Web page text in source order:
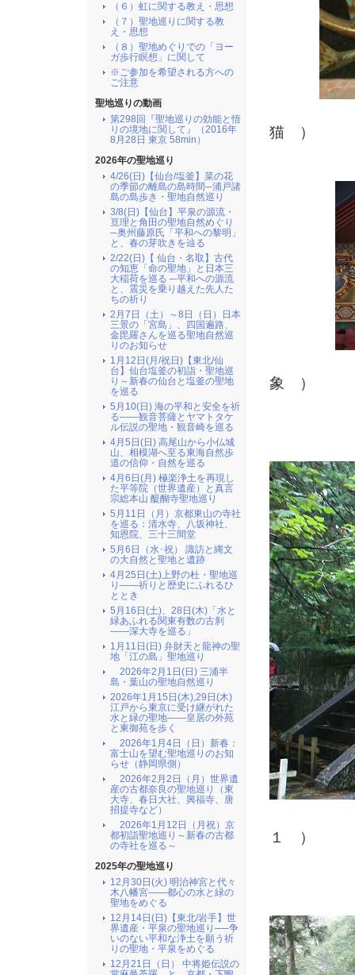
猫 ）
象 ）
１ ）
（６）虹に関する教え・思想
（７）聖地巡りに関する教
え・思想
（８）聖地めぐりでの「ヨー
ガ歩行瞑想」に関して
※ご参加を希望される方への
ご注意
聖地巡りの動画
第298回『聖地巡りの効能と悟
りの境地に関して』（2016年
8月28日 東京 58min）
2026年の聖地巡り
4/26(日)【仙台/塩釜】菜の花
の季節の離島の島時間─浦戸諸
島の島歩き・聖地自然巡り
3/8(日)【仙台】平泉の源流・
亘理と角田の聖地自然めぐり
─奥州藤原氏「平和への黎明」
と、春の芽吹きを辿る
2/22(日)【 仙台・名取】古代
の知恵「命の聖地」と日本三
大稲荷を巡る ─平和への源流
と、震災を乗り越えた先人た
ちの祈り
2月7日（土）～8日（日）日本
三景の「宮島」、四国遍路、
金毘羅さんを巡る聖地自然巡
りのお知らせ
1月12日(月/祝日)【東北/仙
台】仙台塩釜の初詣・聖地巡
り～新春の仙台と塩釜の聖地
を巡る
5月10(日) 海の平和と安全を祈
る――観音菩薩とヤマトタケ
ル伝説の聖地・観音崎を巡る
4月5日(日) 高尾山から小仏城
山、相模湖へ至る東海自然歩
道の信仰・自然を巡る
4月6日(月) 極楽浄土を再現し
た平等院（世界遺産）と真言
宗総本山 醍醐寺聖地巡り
5月11日（月）京都東山の寺社
を巡る：清水寺、八坂神社、
知恩院、三十三間堂
5月6日（水･祝） 諏訪と縄文
の大自然と聖地と遺跡
4月25日(土)上野の杜・聖地巡
り――祈りと歴史にふれるひ
ととき
5月16日(土)、28日(木)「水と
緑あふれる関東有数の古刹
――深大寺を巡る」
1月11日(日) 弁財天と龍神の聖
地「江の島」聖地巡り
2026年2月1日(日) 三浦半
島・葉山の聖地自然巡り
2026年1月15日(木),29日(木)
江戸から東京に受け継がれた
水と緑の聖地――皇居の外苑
と東御苑を歩く
2026年1月4日（日）新春：
富士山を望む聖地巡りのお知
らせ（静岡県側）
2026年2月2日（月）世界遺
産の古都奈良の聖地巡り（東
大寺、春日大社、興福寺、唐
招提寺など）
2026年1月12日（月祝）京
都初詣聖地巡り～新春の古都
の寺社を巡る～
2025年の聖地巡り
12月30日(火) 明治神宮と代々
木八幡宮――都心の水と緑の
聖地をめぐる
12月14日(日)【東北/岩手】世
界遺産・平泉の聖地巡り──争
いのない平和な浄土を願う祈
りの聖地・平泉をめぐる
12月21日（日） 中将姫伝説の